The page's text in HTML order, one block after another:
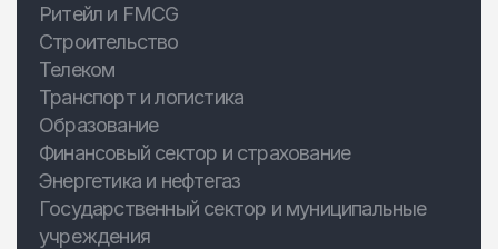
Ритейл и FMCG
Строительство
Телеком
Транспорт и логистика
Образование
Финансовый сектор и страхование
Энергетика и нефтегаз
Государственный сектор и муниципальные
учреждения